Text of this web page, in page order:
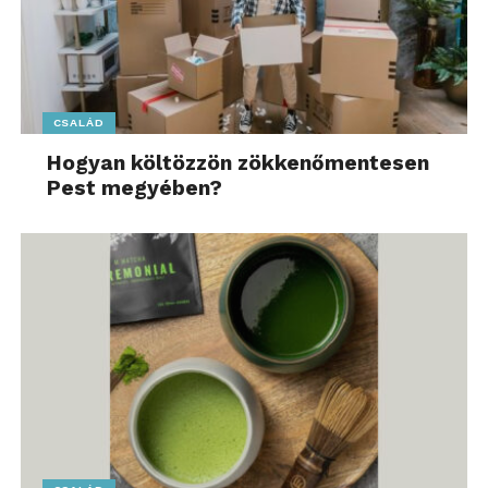
asszisztenseket, kihasználva az Intel AI Assistant
Builder alkalmazását. A kísérleti program jól mutatja,
hogy a Lenovo szolgáltatásorientált megközelítése
hogyan segítheti a kiadói, egészségügyi és pénzügyi
szektorban működő szervezeteket a testreszabott,
adatvédelmet előtérbe helyező mesterséges
intelligencia megoldások gyors bevezetésében.
Mesterséges intelligencia a
fogyasztók számára:
kreativitás, hordozhatóság és
magával ragadó játékélmény
A PC-s játékosok számára a Lenovo kibővítette
Legion portfólióját aLenovo Legion Go (8,8″, 2)
kézi játékgép globális bemutatásával, amely
továbbfejlesztett TrueStrike vezérlőkkel, OLED
CSALÁD
Hogyan költözzön zökkenőmentesen
Pest megyében?